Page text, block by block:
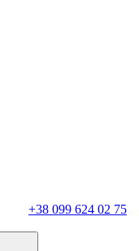
+38 099 624 02 75